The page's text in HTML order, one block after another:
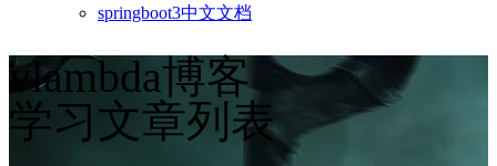
springboot3中文文档
vlambda博客
学习文章列表